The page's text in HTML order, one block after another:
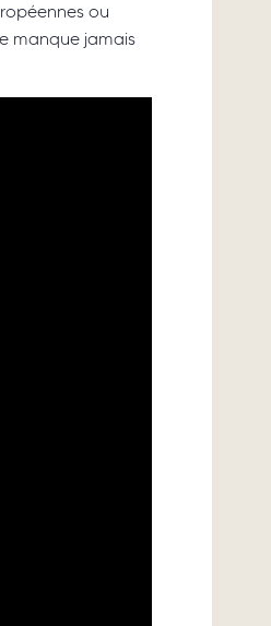
ou
manque jamais